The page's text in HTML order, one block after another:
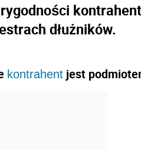
dłużników.
kontrahent jest